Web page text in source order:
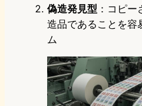
偽造発見型 ：コピ
造品であることを容
ム